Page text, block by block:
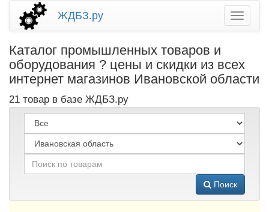
ЖДБЗ.ру
Каталог промышленных товаров и
оборудования ? цены и скидки из всех
интернет магазинов Ивановской области
21 товар в базе ЖДБЗ.ру
Поиск